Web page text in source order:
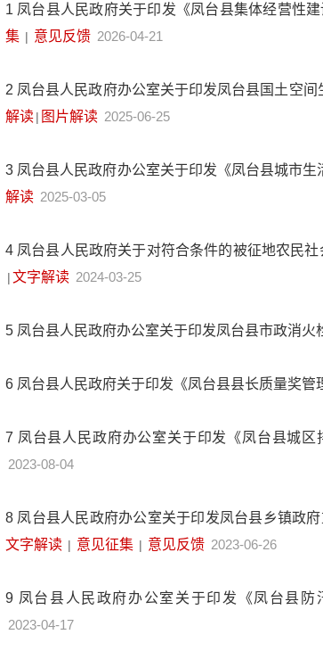
1 凤台县人民政府关于印发《凤台县集体经营性
集 | 意见反馈 2026-04-21
2 凤台县人民政府办公室关于印发凤台县国土空
解读| 图片解读 2025-06-25
3 凤台县人民政府办公室关于印发《凤台县城市
解读 2025-03-05
4 凤台县人民政府关于对符合条件的被征地农民
|文字解读 2024-03-25
5 凤台县人民政府办公室关于印发凤台县市政消火
6 凤台县人民政府关于印发《凤台县县长质量奖管
7 凤台县人民政府办公室关于印发《凤台县城区
2023-08-04
8 凤台县人民政府办公室关于印发凤台县乡镇政
文字解读 | 意见征集 | 意见反馈 2023-06-26
9 凤台县人民政府办公室关于印发《凤台县防
2023-04-17